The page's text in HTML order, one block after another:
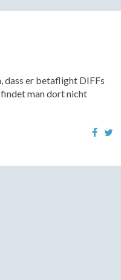
dass er betaflight DIFFs
man dort nicht